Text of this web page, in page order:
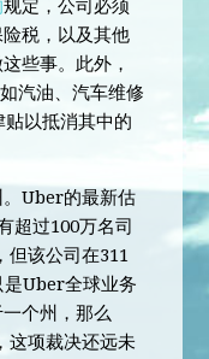
规定，公司必须
税，以及其他
些事。此外，
汽油、汽车维修
以抵消其中的
。Uber的最新估
超过100万名司
但该公司在311
是Uber全球业务
个州，那么
这项裁决还远未